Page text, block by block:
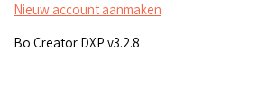
Nieuw account aanmaken
Bo Creator DXP v3.2.8